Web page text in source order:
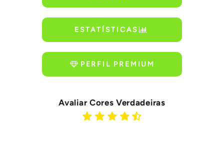
ESTATÍSTICAS
PERFIL PREMIUM
Avaliar Cores Verdadeiras